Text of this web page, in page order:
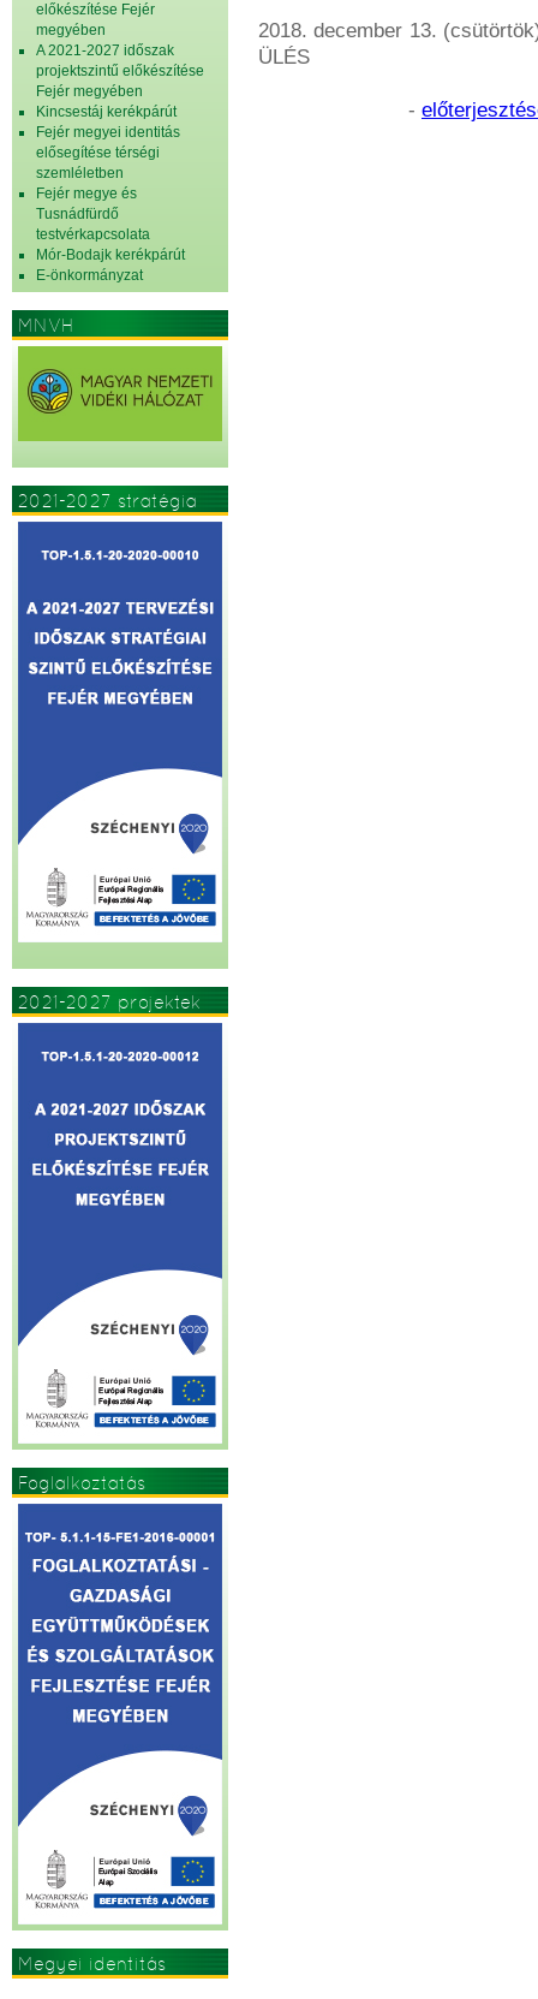
előkészítése Fejér
megyében
A 2021-2027 időszak
projektszintű előkészítése
Fejér megyében
Kincsestáj kerékpárút
Fejér megyei identitás
elősegítése térségi
szemléletben
Fejér megye és
Tusnádfürdő
testvérkapcsolata
Mór-Bodajk kerékpárút
E-önkormányzat
MNVH
2021-2027 stratégia
2021-2027 projektek
Foglalkoztatás
Megyei identitás
2018. december 13.
ÜLÉS
-